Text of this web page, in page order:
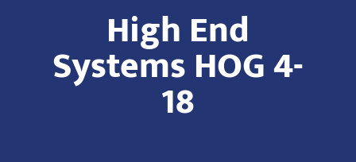
High End
Systems HOG 4-
18